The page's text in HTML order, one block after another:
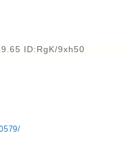
ID:RgK/9xh50